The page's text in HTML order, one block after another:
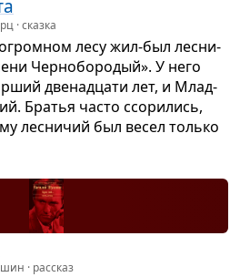
· сказка
лесу жил-был лес­ни­
Чер­но­бо­ро­дый». У него
две­на­дцати лет, и Млад­
Бра­тья часто ссо­ри­лись,
лес­ни­чий был весел только
· рассказ